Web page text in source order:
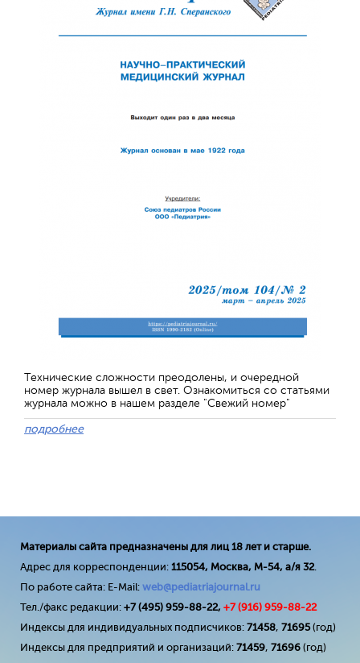
Технические сложности преодолены, и очередной
номер журнала вышел в свет. Ознакомиться со статьями
журнала можно в нашем разделе "Свежий номер"
подробнее
Материалы сайта предназначены для лиц 18 лет и старше.
Адрес для корреспонденции: 115054, Москва, М-54, а/я 32.
По работе сайта: E-Mail: web@pediatriajournal.ru
Тел./факс редакции: +7 (495) 959-88-22, +7 (916) 959-88-22
Индексы для индивидуальных подписчиков: 71458, 71695(год)
Индексы для предприятий и организаций: 71459, 71696 (год)